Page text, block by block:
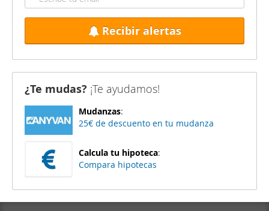
Recibir alertas
¿Te mudas? ¡Te ayudamos!
Mudanzas:
25€ de descuento en tu mudanza
Calcula tu hipoteca:
Compara hipotecas